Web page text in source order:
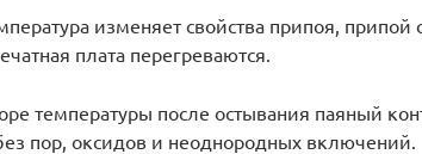
изменяет свойства припоя, припой
плата перегреваются.
температуры после остывания паяный
пор, оксидов и неоднородных включений.